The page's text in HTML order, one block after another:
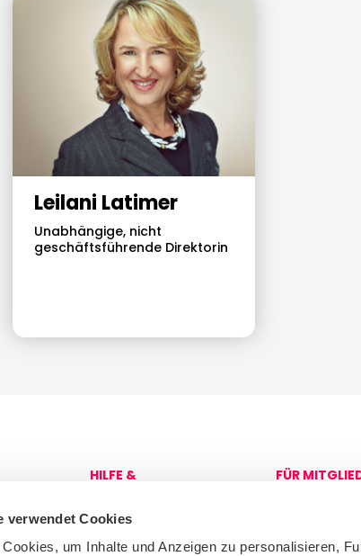
verwendet Cookies
um Inhalte und Anzeigen zu personalisieren,
Leilani Latimer
Unabhängige, nicht
geschäftsführende Direktorin
HILFE &
Kontaktieren Sie uns
FÜR